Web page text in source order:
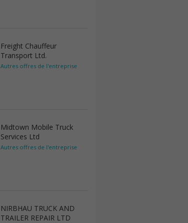
Freight Chauffeur
Transport Ltd.
Autres offres de l'entreprise
Midtown Mobile Truck
Services Ltd
Autres offres de l'entreprise
NIRBHAU TRUCK AND
TRAILER REPAIR LTD